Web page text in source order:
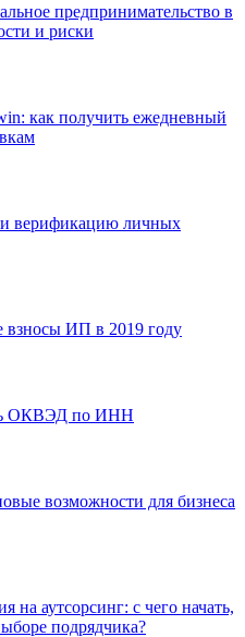
предпринимательство в
и риски
как получить ежедневный
верификацию личных
взносы ИП в 2019 году
ОКВЭД по ИНН
возможности для бизнеса
на аутсорсинг: с чего начать,
подрядчика?